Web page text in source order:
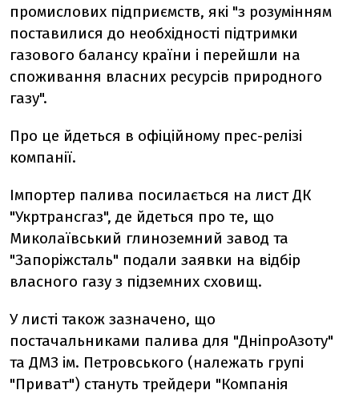
промислових підприємств, які "з розумінням
поставилися до необхідності підтримки
газового балансу країни і перейшли на
споживання власних ресурсів природного
газу".
Про це йдеться в офіційному прес-релізі
компанії.
Імпортер палива посилається на лист ДК
"Укртрансгаз", де йдеться про те, що
Миколаївський глиноземний завод та
"Запоріжсталь" подали заявки на відбір
власного газу з підземних сховищ.
У листі також зазначено, що
постачальниками палива для "ДніпроАзоту"
та ДМЗ ім. Петровського (належать групі
"Приват") стануть трейдери "Компанія